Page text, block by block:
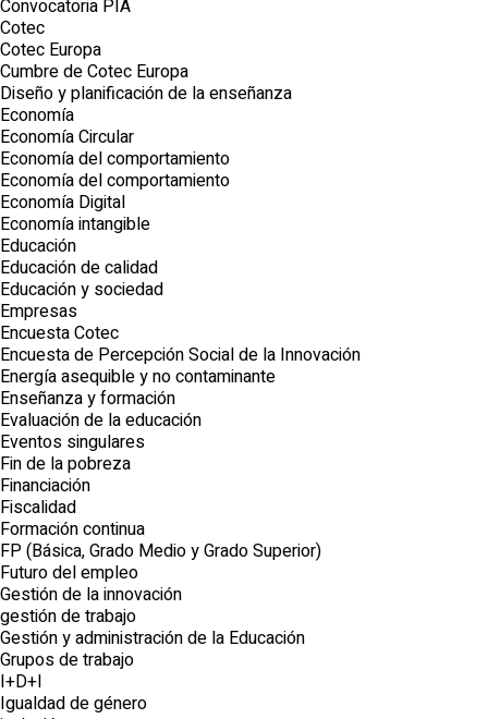
Convocatoria PIA
Cotec
Cotec Europa
Cumbre de Cotec Europa
Diseño y planificación de la enseñanza
Economía
Economía Circular
Economía del comportamiento
Economía del comportamiento
Economía Digital
Economía intangible
Educación
Educación de calidad
Educación y sociedad
Empresas
Encuesta Cotec
Encuesta de Percepción Social de la Innovación
Energía asequible y no contaminante
Enseñanza y formación
Evaluación de la educación
Eventos singulares
Fin de la pobreza
Financiación
Fiscalidad
Formación continua
FP (Básica, Grado Medio y Grado Superior)
Futuro del empleo
Gestión de la innovación
gestión de trabajo
Gestión y administración de la Educación
Grupos de trabajo
I+D+I
Igualdad de género